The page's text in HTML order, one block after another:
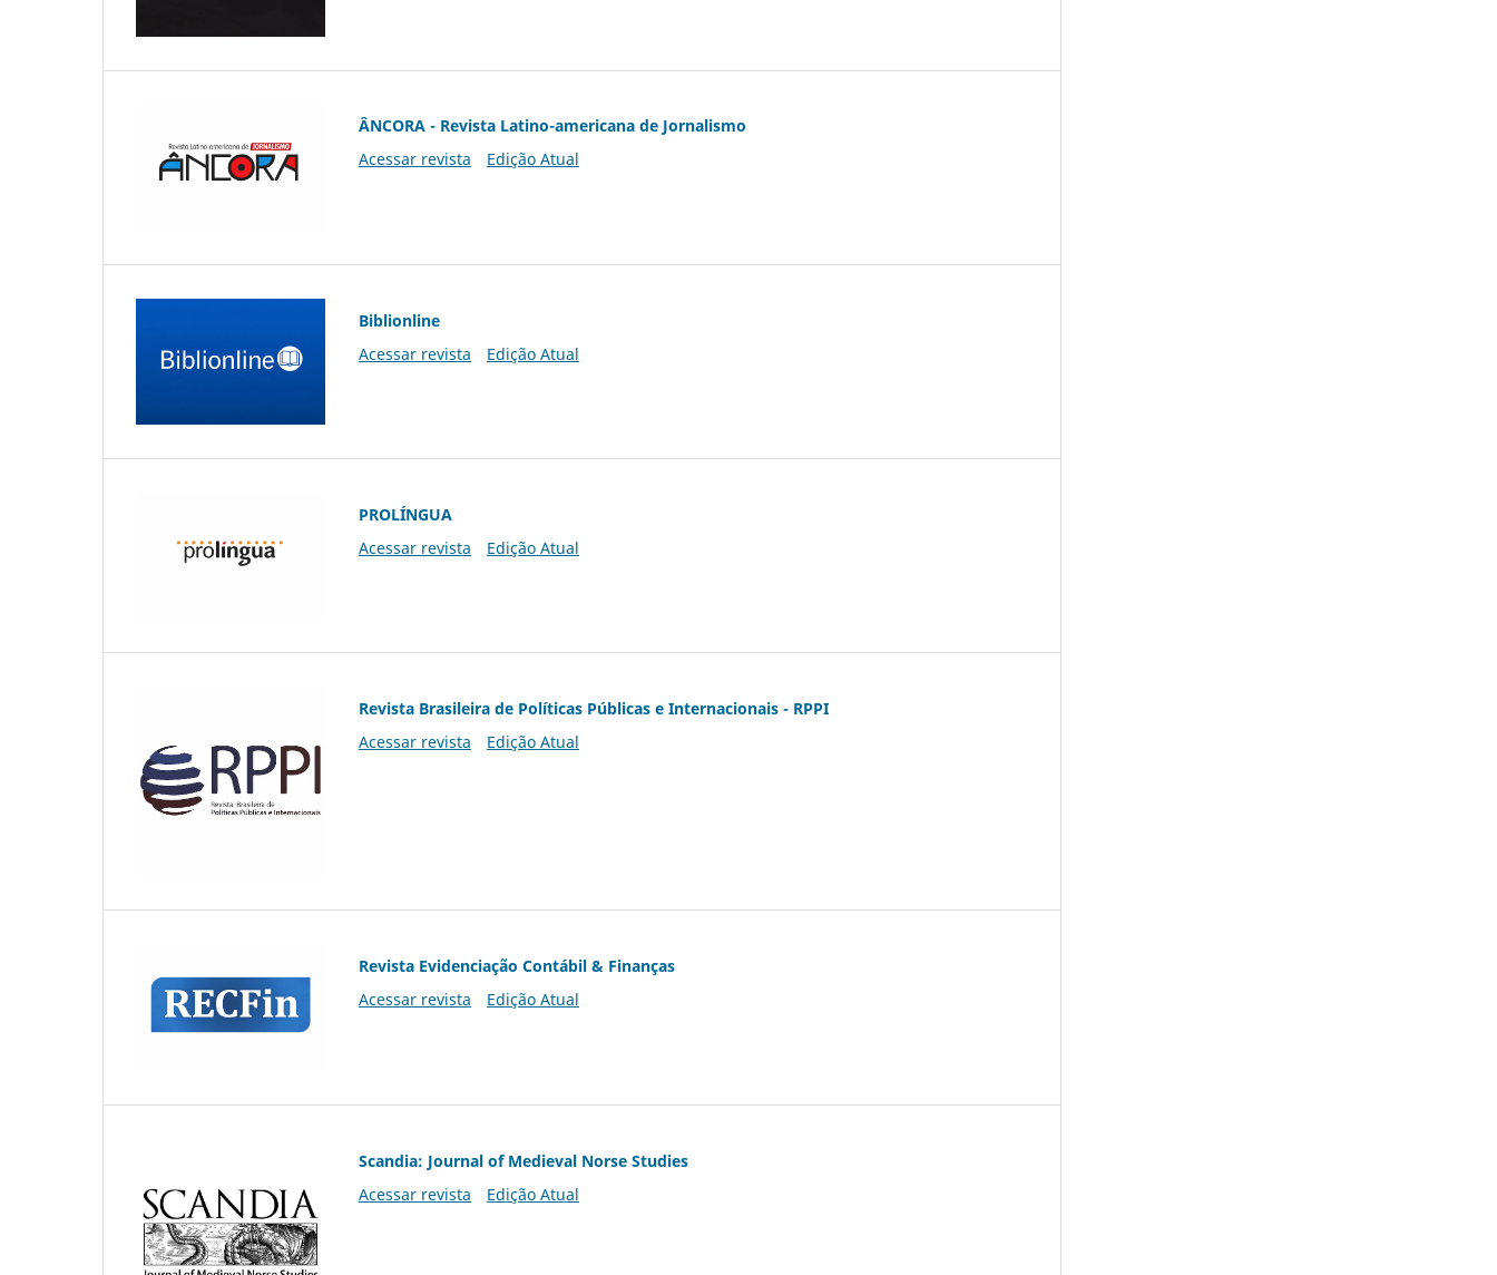
ÂNCORA - Revista Latino-americana de Jornalismo
Acessar revista
Edição Atual
Biblionline
Acessar revista
Edição Atual
PROLÍNGUA
Acessar revista
Edição Atual
Revista Brasileira de Políticas Públicas e Internacionais - RPPI
Acessar revista
Edição Atual
Revista Evidenciação Contábil & Finanças
Acessar revista
Edição Atual
Scandia: Journal of Medieval Norse Studies
Acessar revista
Edição Atual